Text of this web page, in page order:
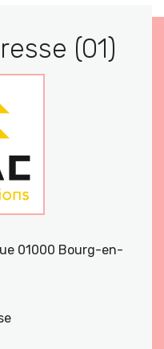
(01)
01000 Bourg-en-